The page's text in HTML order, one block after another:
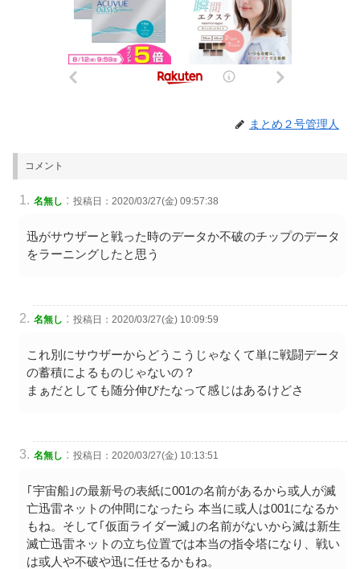
まとめ２号管理人
コメント
名無し : 投稿日：2020/03/27(金) 09:57:38
迅がサウザーと戦った時のデータか不破のチップのデータ
をラーニングしたと思う
名無し : 投稿日：2020/03/27(金) 10:09:59
これ別にサウザーからどうこうじゃなくて単に戦闘データ
の蓄積によるものじゃないの？
まぁだとしても随分伸びたなって感じはあるけどさ
名無し : 投稿日：2020/03/27(金) 10:13:51
｢宇宙船｣の最新号の表紙に001の名前があるから或人が滅
亡迅雷ネットの仲間になったら 本当に或人は001になるか
もね。そして｢仮面ライダー滅｣の名前がないから滅は新生
滅亡迅雷ネットの立ち位置では本当の指令塔になり、戦い
は或人や不破や迅に任せるかもね。